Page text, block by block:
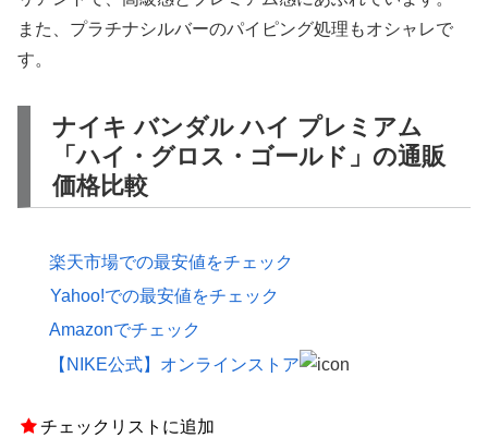
また、プラチナシルバーのパイピング処理もオシャレで
す。
ナイキ バンダル ハイ プレミアム
「ハイ・グロス・ゴールド」の通販
価格比較
楽天市場での最安値をチェック
Yahoo!での最安値をチェック
Amazonでチェック
【NIKE公式】オンラインストア
チェックリストに追加